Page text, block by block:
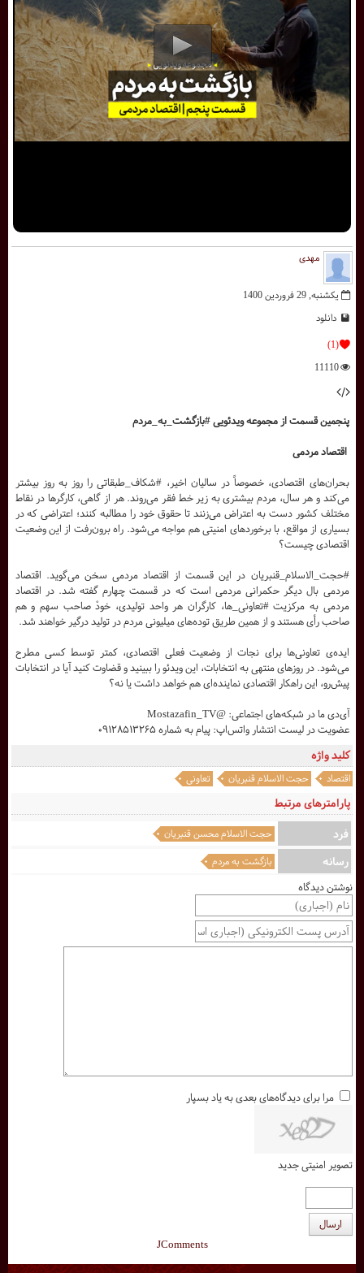
مهدی
یکشنبه, 29 فروردين 1400
دانلود
(1)
11110
پنجمین قسمت از مجموعه ویدئویی #بازگشت_به_مردم
اقتصاد مردمی
بحران‌های اقتصادی، خصوصاً در سالیان اخیر، #شکاف_طبقاتی را روز به روز بیشتر
می‌کند و هر سال، مردم بیشتری به زیر خط فقر می‌روند. هر از گاهی، کارگرها در نقاط
مختلف کشور دست به اعتراض می‌زنند تا حقوق خود را مطالبه کنند؛ اعتراضی که در
بسیاری از مواقع، با برخوردهای امنیتی هم مواجه می‌شود. راه برون‌رفت از این وضعیت
اقتصادی چیست؟
#حجت_الاسلام_قنبریان در این قسمت از اقتصاد مردمی سخن می‌گوید. اقتصاد
مردمی بال دیگر حکمرانی مردمی است که در قسمت چهارم گفته شد. در اقتصاد
مردمی به مرکزیت #تعاونی_ها، کارگران هر واحد تولیدی، خودْ صاحب سهم و هم
صاحب رأی هستند و از همین طریق توده‌های میلیونی مردم در تولید درگیر خواهند شد.
ایده‌ی تعاونی‌ها برای نجات از وضعیت فعلی اقتصادی، کمتر توسط کسی مطرح
می‌شود. در روزهای منتهی به انتخابات، این ویدئو را ببینید و قضاوت کنید آیا در انتخابات
پیش‌رو، این راهکار اقتصادی نماینده‌ای هم خواهد داشت یا نه؟
آی‌دی ما در شبکه‌های اجتماعی: @Mostazafin_TV
عضویت در لیست انتشار واتس‌اپ: پیام به شماره ۰۹۱۲۸۵۱۳۲۶۵
کلید واژه
اقتصاد حجت الاسلام قنبریان تعاونی
پارامترهای مرتبط
فرد
حجت الاسلام محسن قنبریان
رسانه بازگشت به مردم
نوشتن دیدگاه
مرا برای دیدگاه‌های بعدی به یاد بسپار
تصویر امنیتی جدید
ارسال
JComments